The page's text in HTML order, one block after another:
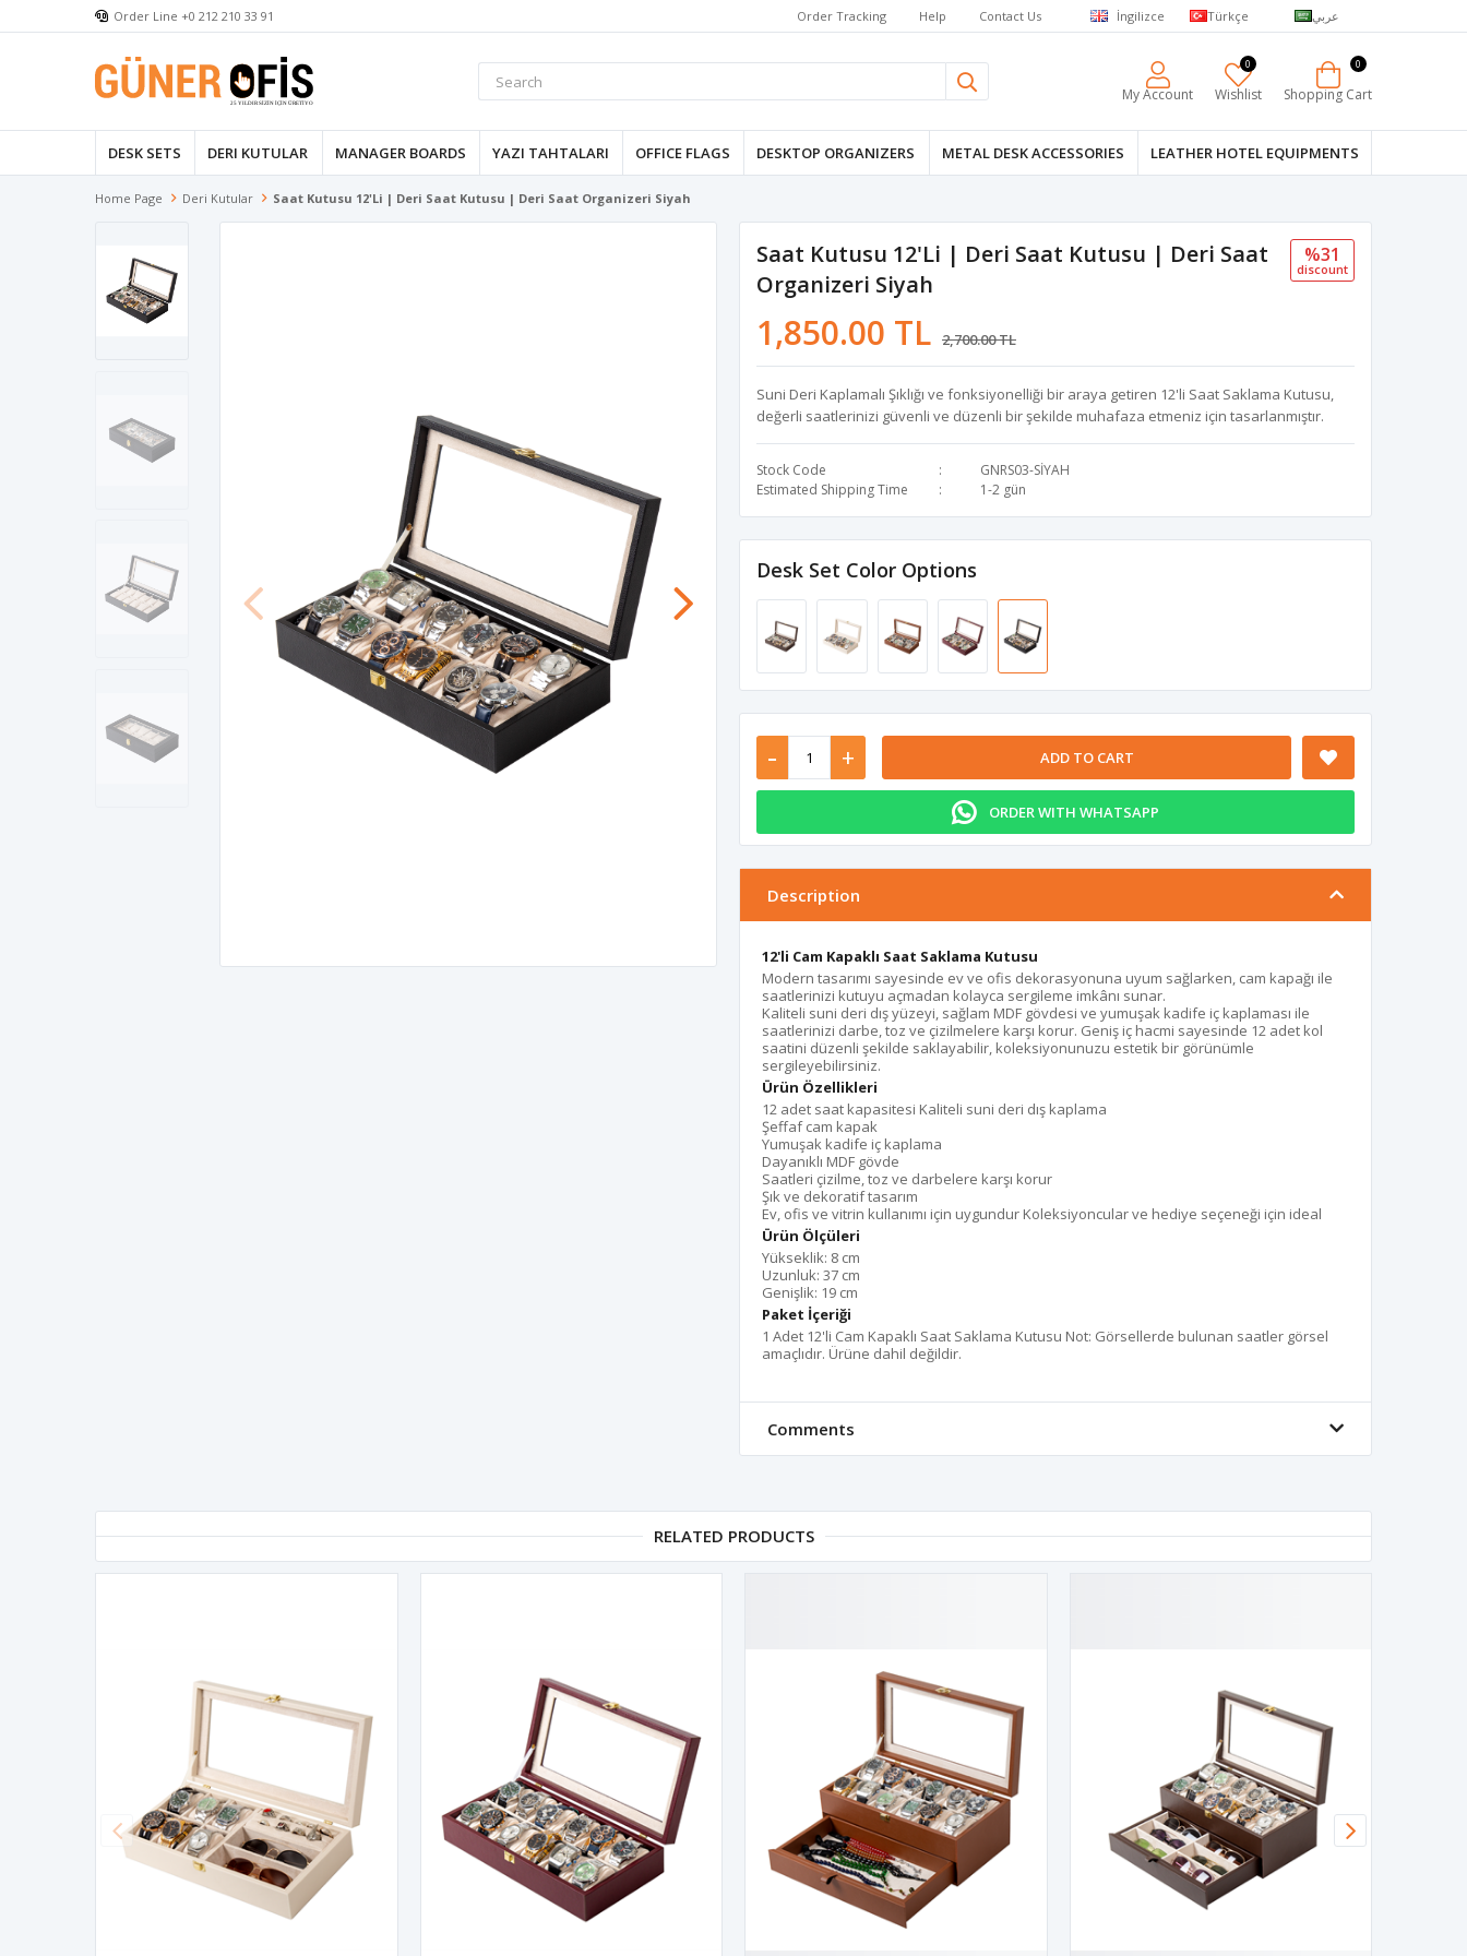
Order Line +0 212 210 33 91 Order Tracking Help Contact Us İngilizce Türkçe عربي
My Account Wishlist
0
Shopping Cart
0
DESK SETS DERI KUTULAR MANAGER BOARDS YAZI TAHTALARI OFFICE FLAGS DESKTOP ORGANIZERS METAL DESK ACCESSORIES LEATHER HOTEL EQUIPMENTS
Home Page Deri Kutular Saat Kutusu 12'li | Deri Saat Kutusu | Deri Saat Organizeri Siyah
Saat Kutusu 12'li | Deri Saat Kutusu | Deri Saat
Organizeri Siyah
1,850.00 TL 2,700.00 TL
%31
discount
Suni Deri Kaplamalı Şıklığı ve fonksiyonelliği bir araya getiren 12'li Saat Saklama Kutusu,
değerli saatlerinizi güvenli ve düzenli bir şekilde muhafaza etmeniz için tasarlanmıştır.
Stock Code
GNRS03-SİYAH
Estimated Shipping Time
1-2 gün
Desk Set Color Options
- + ADD TO CART
ORDER WITH WHATSAPP
Description
12'li Cam Kapaklı Saat Saklama Kutusu
Modern tasarımı sayesinde ev ve ofis dekorasyonuna uyum sağlarken, cam kapağı ile
saatlerinizi kutuyu açmadan kolayca sergileme imkânı sunar.
Kaliteli suni deri dış yüzeyi, sağlam MDF gövdesi ve yumuşak kadife iç kaplaması ile
saatlerinizi darbe, toz ve çizilmelere karşı korur. Geniş iç hacmi sayesinde 12 adet kol
saatini düzenli şekilde saklayabilir, koleksiyonunuzu estetik bir görünümle
sergileyebilirsiniz.
Ürün Özellikleri
12 adet saat kapasitesi Kaliteli suni deri dış kaplama
Şeffaf cam kapak
Yumuşak kadife iç kaplama
Dayanıklı MDF gövde
Saatleri çizilme, toz ve darbelere karşı korur
Şık ve dekoratif tasarım
Ev, ofis ve vitrin kullanımı için uygundur Koleksiyoncular ve hediye seçeneği için ideal
Ürün Ölçüleri
Yükseklik: 8 cm
Uzunluk: 37 cm
Genişlik: 19 cm
Paket İçeriği
1 Adet 12'li Cam Kapaklı Saat Saklama Kutusu Not: Görsellerde bulunan saatler görsel
amaçlıdır. Ürüne dahil değildir.
Comments
RELATED PRODUCTS